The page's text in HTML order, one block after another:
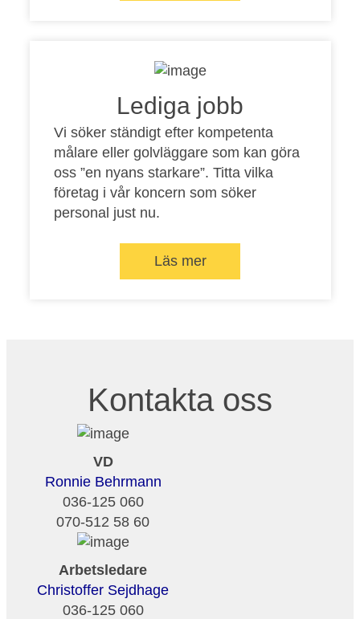
Lediga jobb
Vi söker ständigt efter kompetenta
målare eller golvläggare som kan göra
oss ”en nyans starkare”. Titta vilka
företag i vår koncern som söker
personal just nu.
Läs mer
Kontakta oss
VD
Ronnie Behrmann
036-125 060
070-512 58 60
Arbetsledare
Christoffer Sejdhage
036-125 060